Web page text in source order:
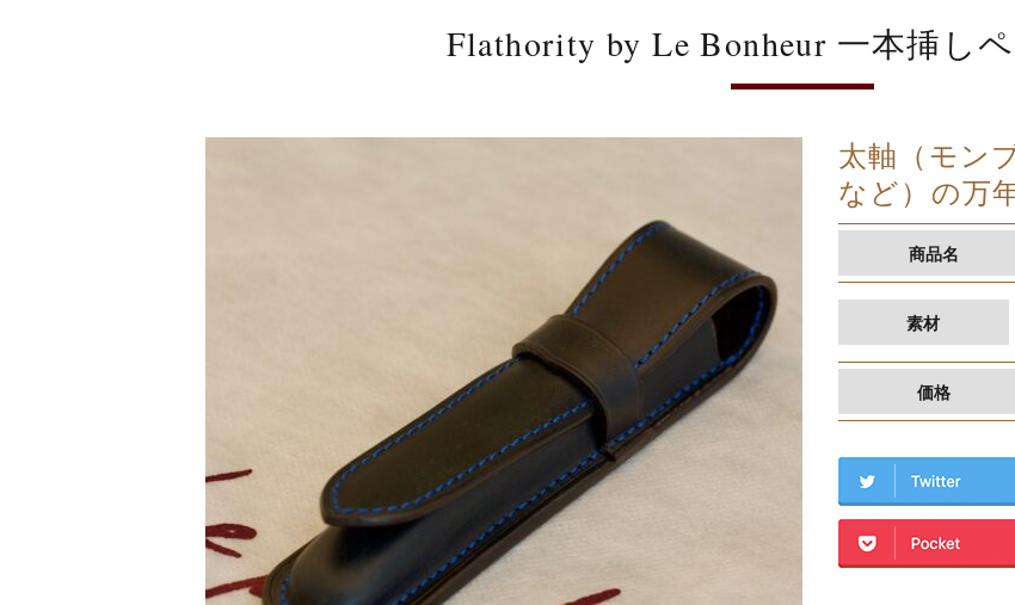
Flathority by Le Bonheur 一本挿し
太軸（モン
など）の万
商品名
素材
価格